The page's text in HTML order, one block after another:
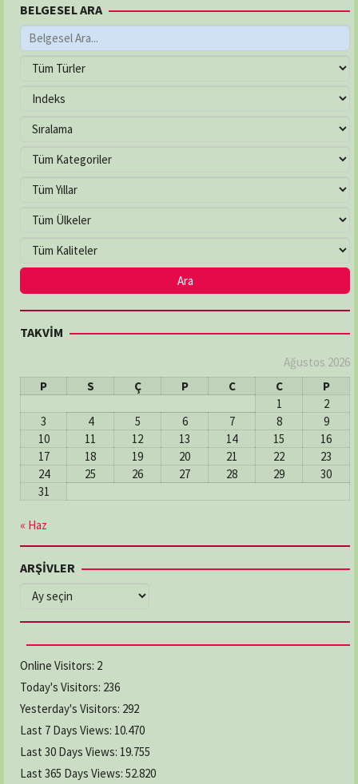
BELGESEL ARA
TAKVİM
Ağustos 2026
P
S Ç P C C
P
1
2
3
4 5 6 7 8
9
10
11 12 13 14 15
16
17
18 19 20 21 22
23
24
25 26 27 28 29
30
31
« Haz
ARŞİVLER
ARŞİVLER
Online Visitors: 2
Today's Visitors: 236
Yesterday's Visitors: 292
Last 7 Days Views: 10.470
Last 30 Days Views: 19.755
Last 365 Days Views: 52.820